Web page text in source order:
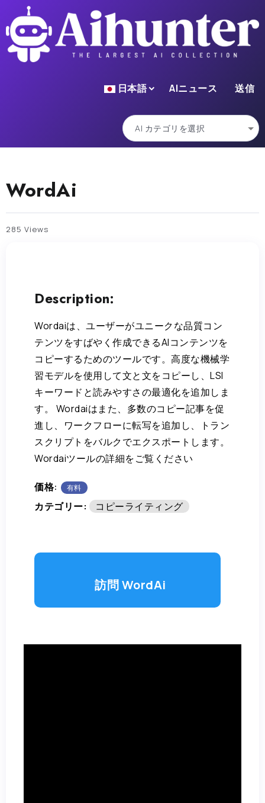
日本語 AIニュース 送信
WordAi
285 Views
Description:
Wordaiは、ユーザーがユニークな品質コン
テンツをすばやく作成できるAIコンテンツを
コピーするためのツールです。高度な機械学
習モデルを使用して文と文をコピーし、LSI
キーワードと読みやすさの最適化を追加しま
す。 Wordaiはまた、多数のコピー記事を促
進し、ワークフローに転写を追加し、トラン
スクリプトをバルクでエクスポートします。
Wordaiツールの詳細をご覧ください
価格: 有料
カテゴリー: コピーライティング
訪問 WordAi